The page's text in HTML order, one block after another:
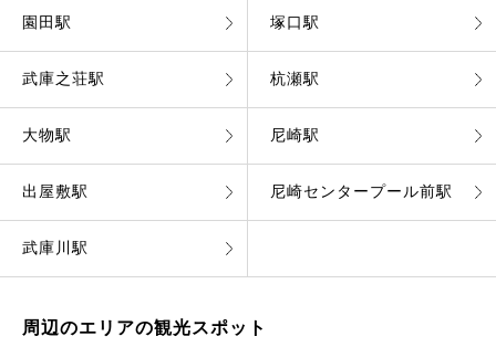
園田駅 塚口駅
武庫之荘駅 杭瀬駅
大物駅 尼崎駅
出屋敷駅 尼崎センタープール前駅
武庫川駅
周辺のエリアの観光スポット